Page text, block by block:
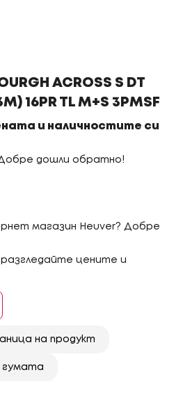
ACROSS S DT
16PR TL M+S 3PMSF
и наличностите си
дошли обратно!
магазин Heuver? Добре
цените и
на продукт
гумата